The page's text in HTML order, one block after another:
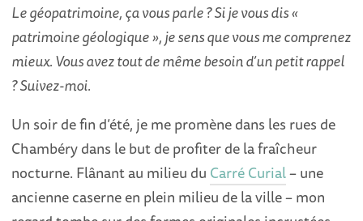
Le géopatrimoine, ça vous parle ? Si je vous dis «
patrimoine géologique », je sens que vous me comprenez
mieux. Vous avez tout de même besoin d’un petit rappel
? Suivez-moi.
Un soir de fin d’été, je me promène dans les rues de
Chambéry dans le but de profiter de la fraîcheur
nocturne. Flânant au milieu du Carré Curial– une
ancienne caserne en plein milieu de la ville – mon